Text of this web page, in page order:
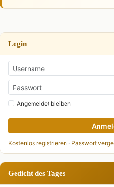
Login
Angemeldet bleiben
Kostenlos registrieren · Passwort
Gedicht des Tages